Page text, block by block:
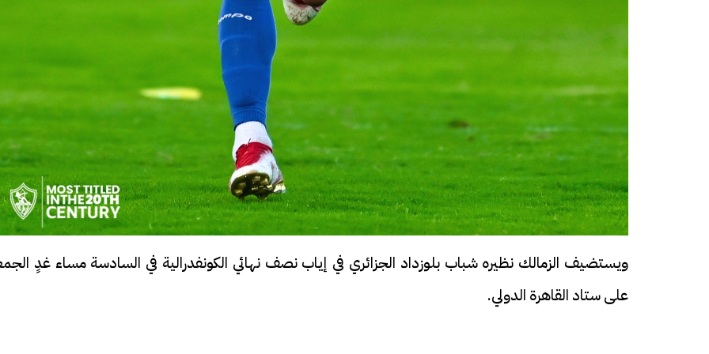
ويستضيف الزمالك نظيره شباب بلوزداد الجزائري في إياب نصف نهائي الكونفدرالية في السادسة مساء غدٍ
على ستاد القاهرة الدولي.